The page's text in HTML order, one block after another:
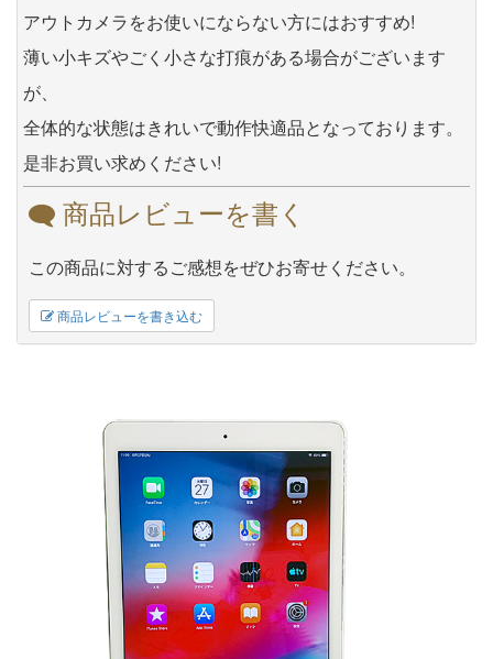
アウトカメラをお使いにならない方にはおすすめ!
薄い小キズやごく小さな打痕がある場合がございます
が、
全体的な状態はきれいで動作快適品となっております。
是非お買い求めください!
商品レビューを書く
この商品に対するご感想をぜひお寄せください。
商品レビューを書き込む